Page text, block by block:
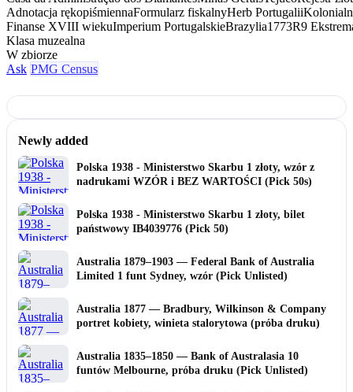
Adnotacja rękopiśmiennaFormularz fiskalnyHerb Portugalii
Finanse XVIII wiekuImperium PortugalskieBrazylia1773R9
Klasa muzealna
W zbiorze
Ask PMG Census
Newly added
Polska 1938 - Ministerstwo Skarbu 1 złoty, wzór z
nadrukami WZÓR i BEZ WARTOŚCI (Pick 50s)
Polska 1938 - Ministerstwo Skarbu 1 złoty, bilet
państwowy IB4039776 (Pick 50)
Australia 1879–1903 — Federal Bank of Australia
Limited 1 funt Sydney, wzór (Pick Unlisted)
Australia 1877 — Bradbury, Wilkinson & Company
portret kobiety, winieta stalorytowa (próba druku)
Australia 1835–1850 — Bank of Australasia 10
funtów Melbourne, próba druku (Pick Unlisted)